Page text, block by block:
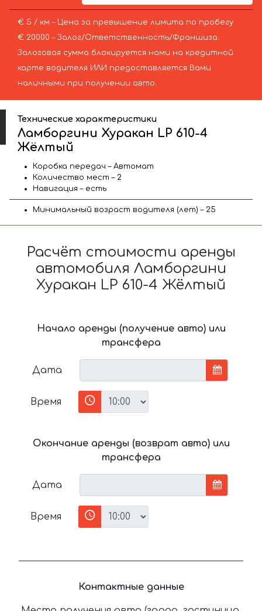
€ 5 / км – Цена за превышение лимита по пробегу
€ 20000 – Залог/Ответственность/Франшиза.
Залоговая сумма блокируется нами на кредитной
карте водителя ИЛИ предоставляется Вами
наличными при получении авто.
Технические характеристики
Ламборгини Хуракан LP 610-4
Жёлтый
Коробка передач – Автомат
Количество мест – 2
Навигация – есть
Минимальный возраст водителя (лет) – 25
Расчёт стоимости аренды
автомобиля Ламборгини
Хуракан LP 610-4 Жёлтый
Начало аренды (получение авто) или
трансфера
Дата
Время
Окончание аренды (возврат авто) или
трансфера
Дата
Время
Контактные данные